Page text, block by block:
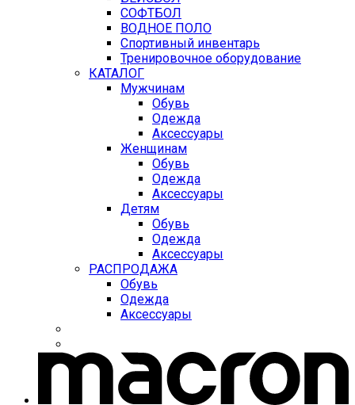
СОФТБОЛ
ВОДНОЕ ПОЛО
Спортивный инвентарь
Тренировочное оборудование
КАТАЛОГ
Мужчинам
Обувь
Одежда
Аксессуары
Женщинам
Обувь
Одежда
Аксессуары
Детям
Обувь
Одежда
Аксессуары
РАСПРОДАЖА
Обувь
Одежда
Аксессуары